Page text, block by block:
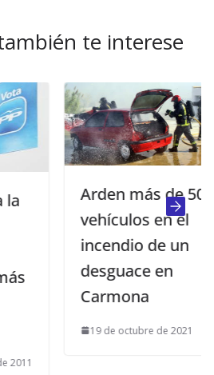
te interese
Arden más de 50
vehículos en el
incendio de un
desguace en
Carmona
19 de octubre de 2021